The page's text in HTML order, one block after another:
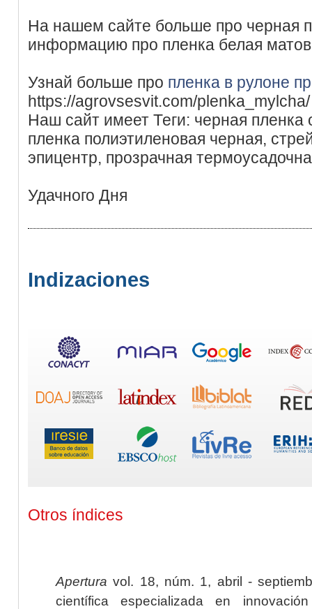
На нашем сайте больше про черная
информацию про пленка белая
Узнай больше про пленка в рулоне
https://agrovsesvit.com/plenka_mylcha/
Наш сайт имеет Теги: черная пленка
пленка полиэтиленовая черная,
эпицентр, прозрачная
Удачного Дня
Indizaciones
Otros índices
Apertura vol. 18, núm. 1, abril -
científica especializada en